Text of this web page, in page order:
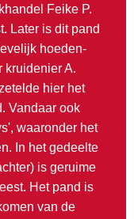
Feike P.
Later is dit pand
hoeden-
kruidenier A.
hier het
Vandaar ook
waaronder het
In het gedeelte
is geruime
Het pand is
van de